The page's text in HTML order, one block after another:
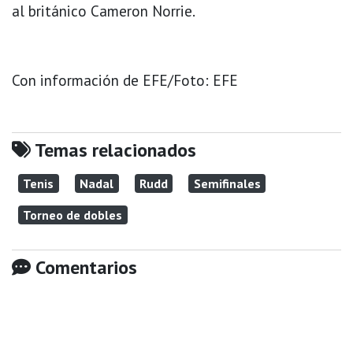
al británico Cameron Norrie.
Con información de EFE/Foto: EFE
Temas relacionados
Tenis Nadal Rudd
Semifinales
Torneo de dobles
Comentarios